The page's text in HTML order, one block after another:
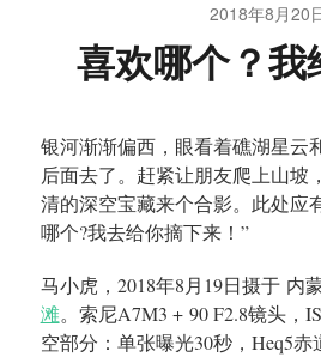
2018年8月20
喜欢哪个？我
银河渐渐偏西，眼看着礁湖星云
后面去了。赶紧让朋友爬上山坡
清的深空宝藏来个合影。此处
哪个?我去给你摘下来！”
马小虎，2018年8月19日摄于 内
滩。索尼A7M3 + 90 F2.8镜头，
空部分：单张曝光30秒，Heq5赤